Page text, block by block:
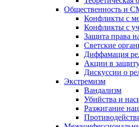
Общественность и
Конфликты с
Конфликты с
Защита права
Светские
Диффамация
Акции в
Дискуссии о
Экстремизм
Вандализм
Убийства и
Разжигание